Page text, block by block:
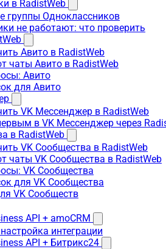
в RadistWeb
группы Одноклассников
не работают: что проверить
Авито в RadistWeb
чаты Авито в RadistWeb
Авито
для Авито
VK Мессенджер в RadistWeb
в VK Мессенджер через
в RadistWeb
VK Сообщества в RadistWeb
чаты VK Сообщества в RadistWeb
VK Сообщества
для VK Сообщества
VK Сообществ
API + amoCRM
интеграции
API + Битрикс24